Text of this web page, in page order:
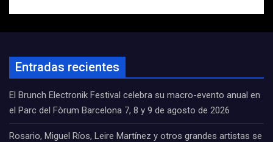
Entradas recientes
El Brunch Electronik Festival celebra su macro-evento anual en
el Parc del Fòrum Barcelona 7, 8 y 9 de agosto de 2026
Rosario, Miguel Ríos, Leire Martínez y otros grandes artistas se